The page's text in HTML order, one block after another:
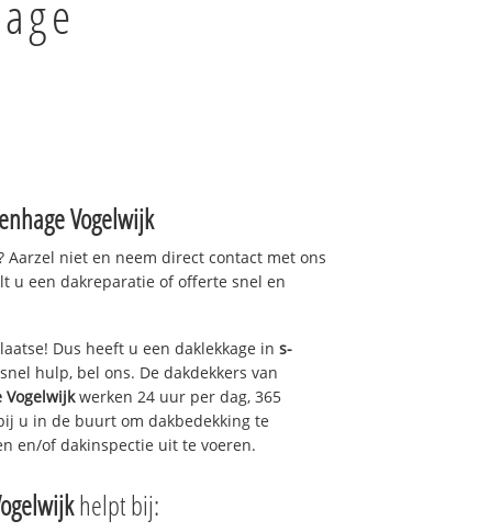
Vogelwijk
Aarzel niet en neem direct contact met ons
u een dakreparatie of offerte snel en
Dus heeft u een daklekkage in s-
hulp, bel ons. De dakdekkers van
Vogelwijk werken 24 uur per dag, 365
u in de buurt om dakbedekking te
en/of dakinspectie uit te voeren.
helpt bij: